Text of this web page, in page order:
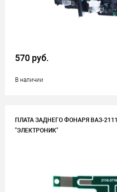
570 руб.
В наличии
ПЛАТА ЗАДНЕГО ФОНАРЯ ВАЗ-
"ЭЛЕКТРОНИК"